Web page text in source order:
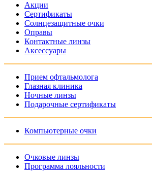
Акции
Сертификаты
Солнцезащитные очки
Оправы
Контактные линзы
Аксессуары
Прием офтальмолога
Глазная клиника
Ночные линзы
Подарочные сертификаты
Компьютерные очки
Очковые линзы
Программа лояльности